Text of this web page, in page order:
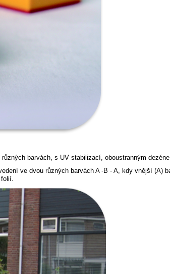
barvách, s UV stabilizací, oboustranným
ve dvou různých barvách A -B - A, kdy vnější (A)
folií.